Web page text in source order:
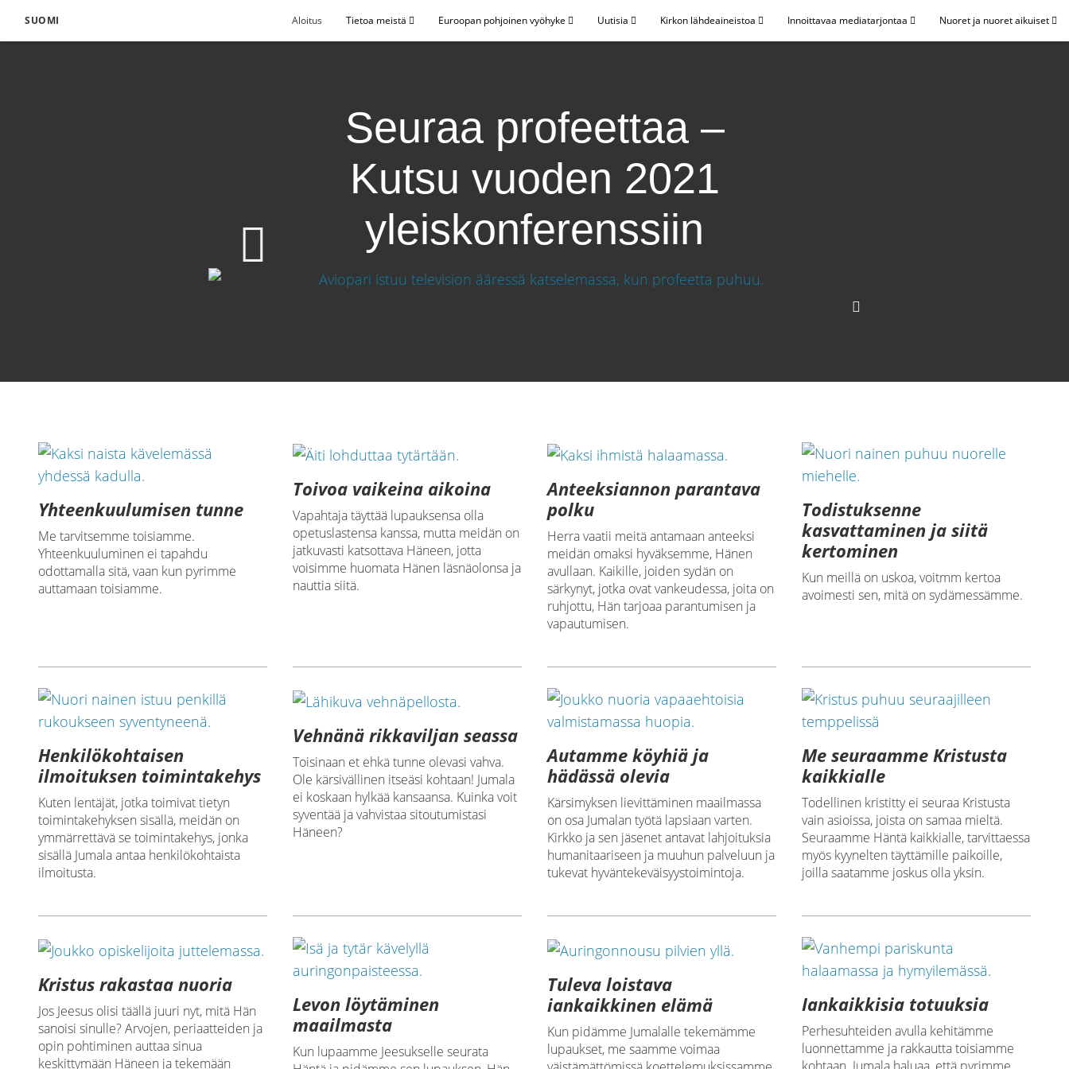
SUOMI Aloitus Tietoa meistä Euroopan pohjoinen vyöhyke Uutisia Kirkon lähdeaineistoa Innoittavaa mediatarjontaa Nuoret ja nuoret aikuiset
Seuraa profeettaa –
Kutsu vuoden 2021
yleiskonferenssiin
Yhteenkuulumisen tunne
Me tarvitsemme toisiamme.
Yhteenkuuluminen ei tapahdu
odottamalla sitä, vaan kun pyrimme
auttamaan toisiamme.
Toivoa vaikeina aikoina
Vapahtaja täyttää lupauksensa olla
opetuslastensa kanssa, mutta meidän on
jatkuvasti katsottava Häneen, jotta
voisimme huomata Hänen läsnäolonsa ja
nauttia siitä.
Anteeksiannon parantava
polku
Herra vaatii meitä antamaan anteeksi
meidän omaksi hyväksemme, Hänen
avullaan. Kaikille, joiden sydän on
särkynyt, jotka ovat vankeudessa, joita on
ruhjottu, Hän tarjoaa parantumisen ja
vapautumisen.
Todistuksenne
kasvattaminen ja siitä
kertominen
Kun meillä on uskoa, voitmm kertoa
avoimesti sen, mitä on sydämessämme.
Henkilökohtaisen
ilmoituksen toimintakehys
Kuten lentäjät, jotka toimivat tietyn
toimintakehyksen sisällä, meidän on
ymmärrettävä se toimintakehys, jonka
sisällä Jumala antaa henkilökohtaista
ilmoitusta.
Vehnänä rikkaviljan seassa
Toisinaan et ehkä tunne olevasi vahva.
Ole kärsivällinen itseäsi kohtaan! Jumala
ei koskaan hylkää kansaansa. Kuinka voit
syventää ja vahvistaa sitoutumistasi
Häneen?
Autamme köyhiä ja
hädässä olevia
Kärsimyksen lievittäminen maailmassa
on osa Jumalan työtä lapsiaan varten.
Kirkko ja sen jäsenet antavat lahjoituksia
humanitaariseen ja muuhun palveluun ja
tukevat hyväntekeväisyystoimintoja.
Me seuraamme Kristusta
kaikkialle
Todellinen kristitty ei seuraa Kristusta
vain asioissa, joista on samaa mieltä.
Seuraamme Häntä kaikkialle, tarvittaessa
myös kyynelten täyttämille paikoille,
joilla saatamme joskus olla yksin.
Kristus rakastaa nuoria
Jos Jeesus olisi täällä juuri nyt, mitä Hän
sanoisi sinulle? Arvojen, periaatteiden ja
opin pohtiminen auttaa sinua
keskittymään Häneen ja tekemään
Levon löytäminen
maailmasta
Kun lupaamme Jeesukselle seurata
Tuleva loistava
iankaikkinen elämä
Kun pidämme Jumalalle tekemämme
lupaukset, me saamme voimaa
Iankaikkisia totuuksia
Perhesuhteiden avulla kehitämme
luonnettamme ja rakkautta toisiamme